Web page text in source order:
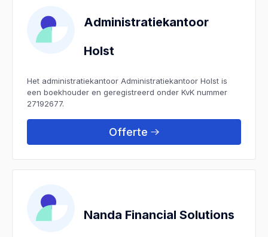
Administratiekantoor
Holst
Het administratiekantoor Administratiekantoor Holst is
een boekhouder en geregistreerd onder KvK nummer
27192677.
Offerte
Nanda Financial Solutions